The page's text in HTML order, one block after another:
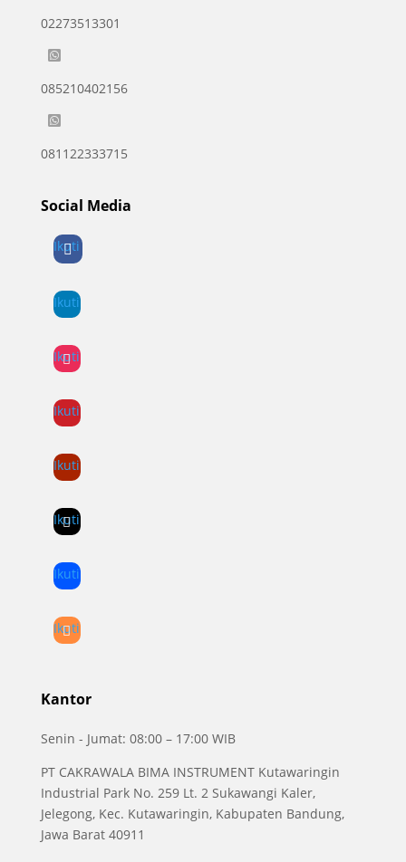
02273513301

085210402156

081122333715
Social Media
Ikuti
Ikuti
Ikuti
Ikuti
Ikuti
Ikuti
Ikuti
Ikuti
Kantor
Senin - Jumat: 08:00 – 17:00 WIB
PT CAKRAWALA BIMA INSTRUMENT Kutawaringin
Industrial Park No. 259 Lt. 2 Sukawangi Kaler,
Jelegong, Kec. Kutawaringin, Kabupaten Bandung,
Jawa Barat 40911